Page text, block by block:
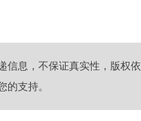
信息，不保证真实性，版权依
支持。